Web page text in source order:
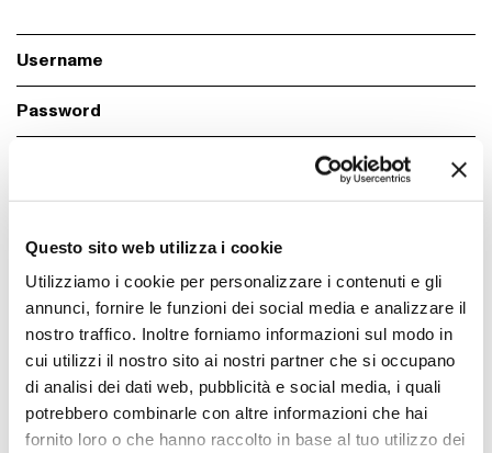
Questo sito web utilizza i cookie
Utilizziamo i cookie per personalizzare i contenuti e gli
annunci, fornire le funzioni dei social media e analizzare il
nostro traffico. Inoltre forniamo informazioni sul modo in
cui utilizzi il nostro sito ai nostri partner che si occupano
di analisi dei dati web, pubblicità e social media, i quali
potrebbero combinarle con altre informazioni che hai
fornito loro o che hanno raccolto in base al tuo utilizzo dei
Ci sono degli errori.
Controlla il form, i campi con * sono obbigatori
Login
Password dimenticata?
Crea un account